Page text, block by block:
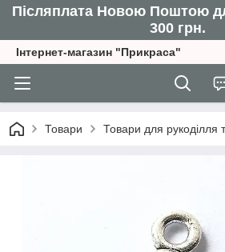
Післяплата Новою Поштою
300 грн.
Інтернет-магазин "Прикраса"
Товари Товари для рукоділля